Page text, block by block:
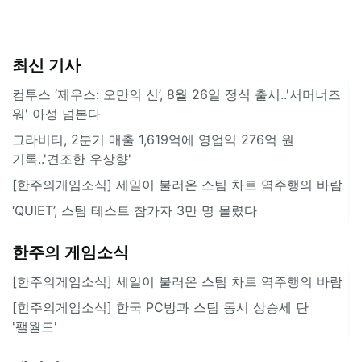
최신 기사
컴투스 ‘제우스: 오만의 신’, 8월 26일 정식 출시..'서머너즈
워' 아성 넘본다
그라비티, 2분기 매출 1,619억에 영업익 276억 원
기록..'견조한 우상향'
[한주의게임소식] 세일이 불러온 스팀 차트 역주행의 바람
‘QUIET’, 스팀 테스트 참가자 3만 명 몰렸다
한주의 게임소식
[한주의게임소식] 세일이 불러온 스팀 차트 역주행의 바람
[힌주의게임소식] 한국 PC방과 스팀 동시 상승세 탄
'팰월드'